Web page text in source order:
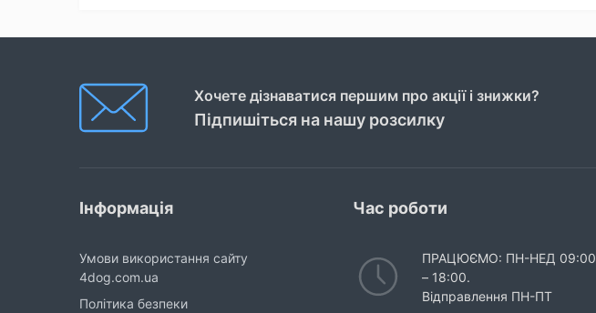
Хочете дізнаватися першим про акції і знижки?
Підпишіться на нашу розсилку
Інформація
Умови використання сайту
4dog.com.ua
Політика безпеки
Час роботи
ПРАЦЮЄМО: ПН-НЕД 09:00
– 18:00.
Відправлення ПН-ПТ